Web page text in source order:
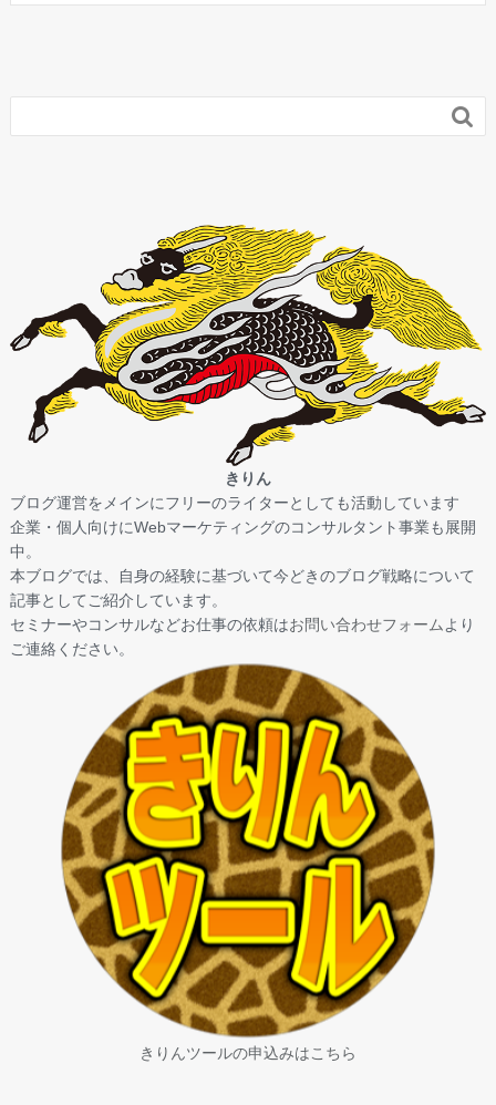

きりん
ブログ運営をメインにフリーのライターとしても活動しています
企業・個人向けにWebマーケティングのコンサルタント事業も展開
中。
本ブログでは、自身の経験に基づいて今どきのブログ戦略について
記事としてご紹介しています。
セミナーやコンサルなどお仕事の依頼はお問い合わせフォームより
ご連絡ください。
きりんツールの申込みはこちら